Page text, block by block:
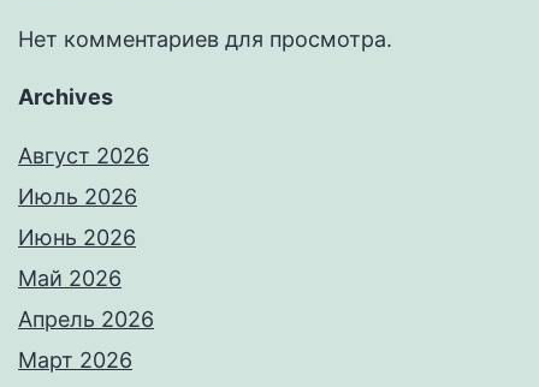
Нет комментариев для просмотра.
Archives
Август 2026
Июль 2026
Июнь 2026
Май 2026
Апрель 2026
Март 2026